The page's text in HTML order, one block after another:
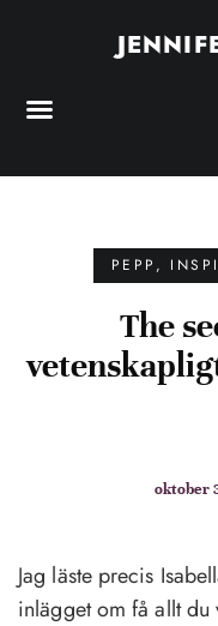
PEPP,
The
oktober
Jag läste precis
inlägget om få allt du